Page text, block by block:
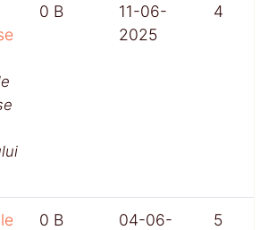
0 B
11-06-
2025
4
0 B
04-06-
5